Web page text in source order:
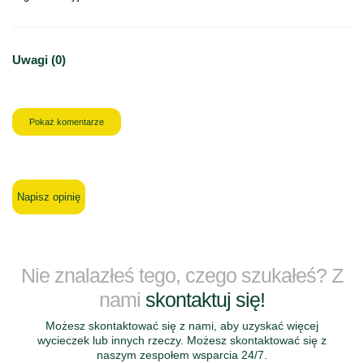
Uwagi (0)
Pokaż komentarze
Napisz opinię
Nie znalazłeś tego, czego szukałeś? Z
nami skontaktuj się!
Możesz skontaktować się z nami, aby uzyskać więcej
wycieczek lub innych rzeczy. Możesz skontaktować się z
naszym zespołem wsparcia 24/7.